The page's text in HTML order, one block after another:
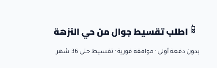
📱 اطلب تقسيط جوالمن حي النزهة
بدون دفعة أولى · موافقة فورية · تقسيط حتى 36 شهر